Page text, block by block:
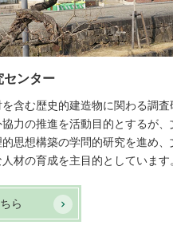
センター
含む歴史的建造物に関わる調査
力の推進を活動目的とするが
思想構築の学問的研究を進め
材の育成を主目的としています。
ら